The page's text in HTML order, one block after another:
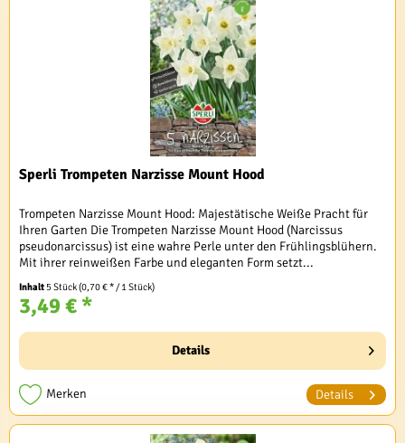
Sperli Trompeten Narzisse Mount Hood
Trompeten Narzisse Mount Hood: Majestätische Weiße Pracht für
Ihren Garten Die Trompeten Narzisse Mount Hood (Narcissus
pseudonarcissus) ist eine wahre Perle unter den Frühlingsblühern.
Mit ihrer reinweißen Farbe und eleganten Form setzt...
Inhalt 5 Stück(0,70 € * / 1 Stück)
3,49 € *
Details
Merken Details